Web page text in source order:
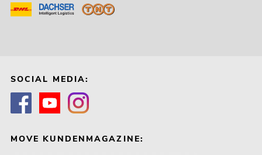
SOCIAL MEDIA:
MOVE KUNDENMAGAZINE: